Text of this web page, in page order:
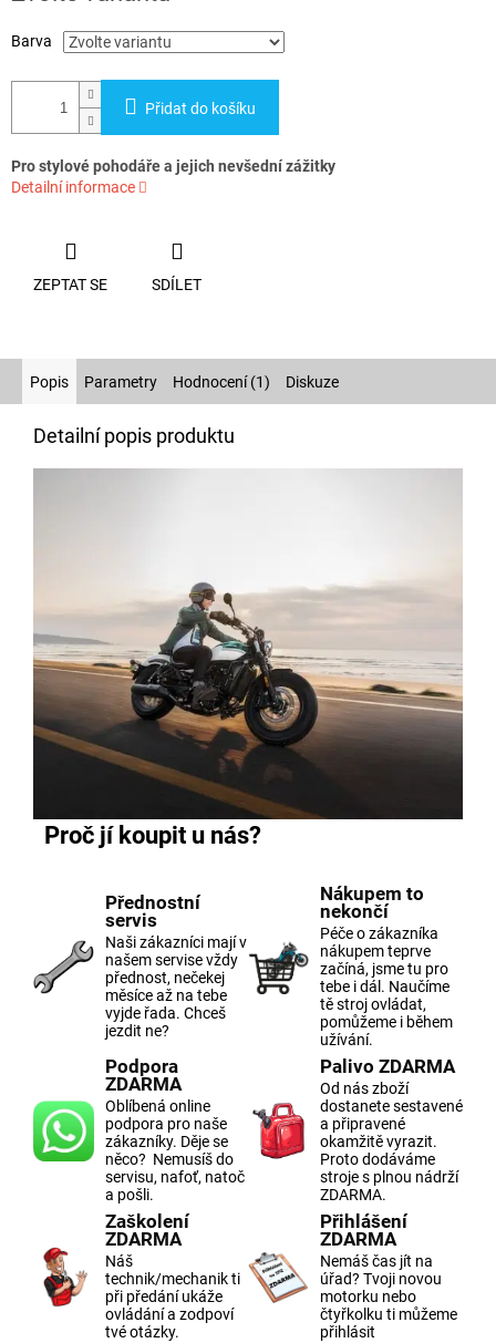
Barva
Přidat do košíku
Pro stylové pohodáře a jejich nevšední zážitky
Detailní informace
ZEPTAT SE SDÍLET
Popis Parametry Hodnocení (1) Diskuze
Detailní popis produktu
Proč jí koupit u nás?
Přednostní
servis
Naši zákazníci mají v
našem servise vždy
přednost, nečekej
měsíce až na tebe
vyjde řada. Chceš
jezdit ne?
Nákupem to
nekončí
Péče o zákazníka
nákupem teprve
začíná, jsme tu pro
tebe i dál. Naučíme
tě stroj ovládat,
pomůžeme i během
užívání.
Podpora
ZDARMA
Oblíbená online
podpora pro naše
zákazníky. Děje se
něco? Nemusíš do
servisu, nafoť, natoč
a pošli.
Palivo ZDARMA
Od nás zboží
dostanete sestavené
a připravené
okamžitě vyrazit.
Proto dodáváme
stroje s plnou nádrží
ZDARMA.
Zaškolení
ZDARMA
Náš
technik/mechanik ti
při předání ukáže
ovládání a zodpoví
tvé otázky.
Přihlášení
ZDARMA
Nemáš čas jít na
úřad? Tvoji novou
motorku nebo
čtyřkolku ti můžeme
přihlásit